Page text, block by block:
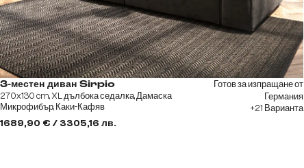
3-местен диван Sirpio
270x130 cm, XL дълбока седалка, Дамаска
Микрофибър, Каки-Кафяв
1689,90 € / 3305,16 лв.
Готов за изпращане от
Германия
+21 Варианта